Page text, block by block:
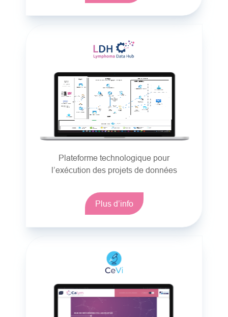
Plateforme technologique pour
l’exécution des projets de données
Plus d’info